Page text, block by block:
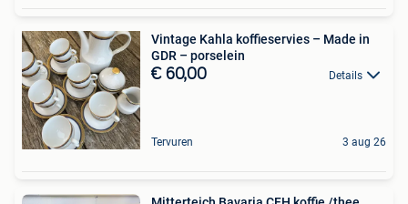
Vintage Kahla koffieservies – Made in
GDR – porselein
€ 60,00 Details
Tervuren 3 aug 26